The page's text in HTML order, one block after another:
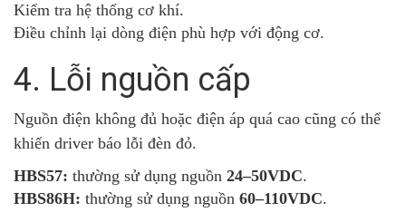
Kiểm tra hệ thống cơ khí.
Điều chỉnh lại dòng điện phù hợp với động cơ.
4. Lỗi nguồn cấp
Nguồn điện không đủ hoặc điện áp quá cao cũng có thể
khiến driver báo lỗi đèn đỏ.
HBS57: thường sử dụng nguồn 24–50VDC.
HBS86H: thường sử dụng nguồn 60–110VDC.